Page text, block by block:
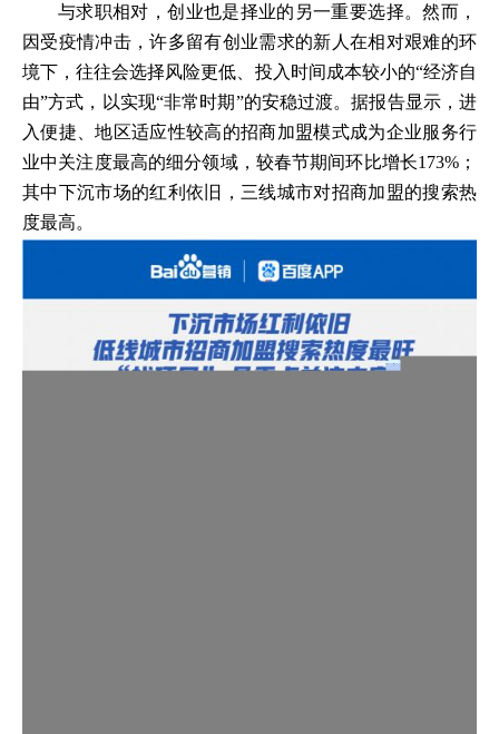
与求职相对，创业也是择业的另一重要选择。然而，
因受疫情冲击，许多留有创业需求的新人在相对艰难的环
境下，往往会选择风险更低、投入时间成本较小的“经济自
由”方式，以实现“非常时期”的安稳过渡。据报告显示，进
入便捷、地区适应性较高的招商加盟模式成为企业服务行
业中关注度最高的细分领域，较春节期间环比增长173%；
其中下沉市场的红利依旧，三线城市对招商加盟的搜索热
度最高。